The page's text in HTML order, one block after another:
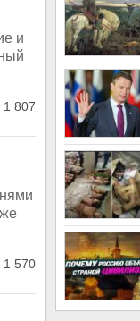
и
1 807
1 570